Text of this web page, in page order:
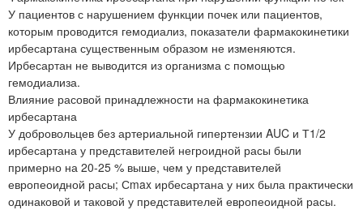
У пациентов с нарушением функции почек или пациентов,
которым проводится гемодиализ, показатели фармакокинетики
ирбесартана существенным образом не изменяются.
Ирбесартан не выводится из организма с помощью
гемодиализа.
Влияние расовой принадлежности на фармакокинетика
ирбесартана
У добровольцев без артериальной гипертензии AUC и Т1/2
ирбесартана у представителей негроидной расы были
примерно на 20-25 % выше, чем у представителей
европеоидной расы; Сmax ирбесартана у них была практически
одинаковой и таковой у представителей европеоидной расы.